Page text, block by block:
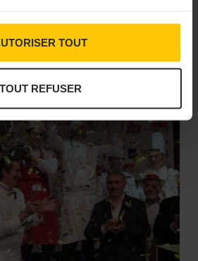
TOUT
TOUT REFUSER